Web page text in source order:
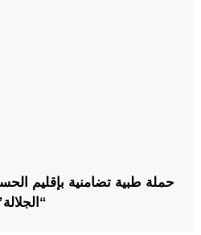
حملة طبية تضامنية بإقليم